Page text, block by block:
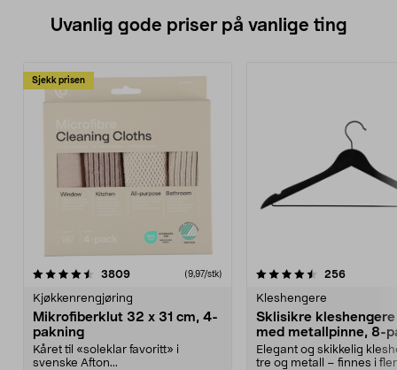
Uvanlig gode priser på vanlige ting
Sjekk prisen
3809anmeldelser(9,97/stk)
Kjøkkenrengjøring
Mikrofiberklut 32 x 31 cm, 4-
pakning
Kåret til «soleklar favoritt» i
svenske Afton...
4.5av 5 stjerner 256
Kleshengere
Sklisikre
med metallpinne, 8-
Elegant og skikkelig
tre og metall – finnes i
4.5av 5 stjerner